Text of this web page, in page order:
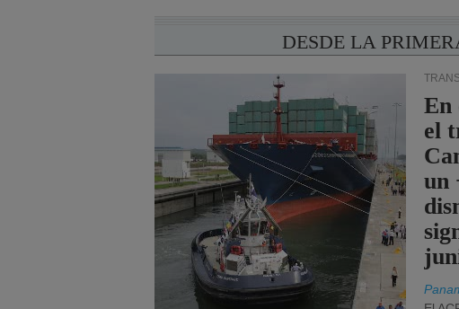
DESDE LA
En
el
un